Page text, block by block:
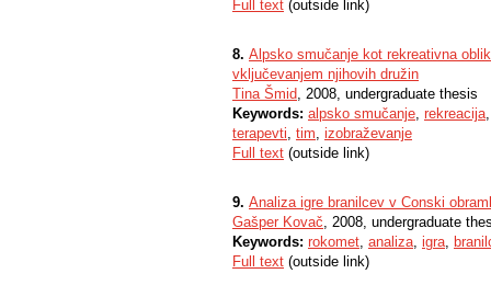
Full text (outside link)
8. Alpsko smučanje kot rekreativna
vključevanjem njihovih družin
Tina Šmid, 2008, undergraduate thesis
Keywords: alpsko smučanje, rekreacija
terapevti, tim, izobraževanje
Full text (outside link)
9. Analiza igre branilcev v Conski
Gašper Kovač, 2008, undergraduate
Keywords: rokomet, analiza, igra,
Full text (outside link)